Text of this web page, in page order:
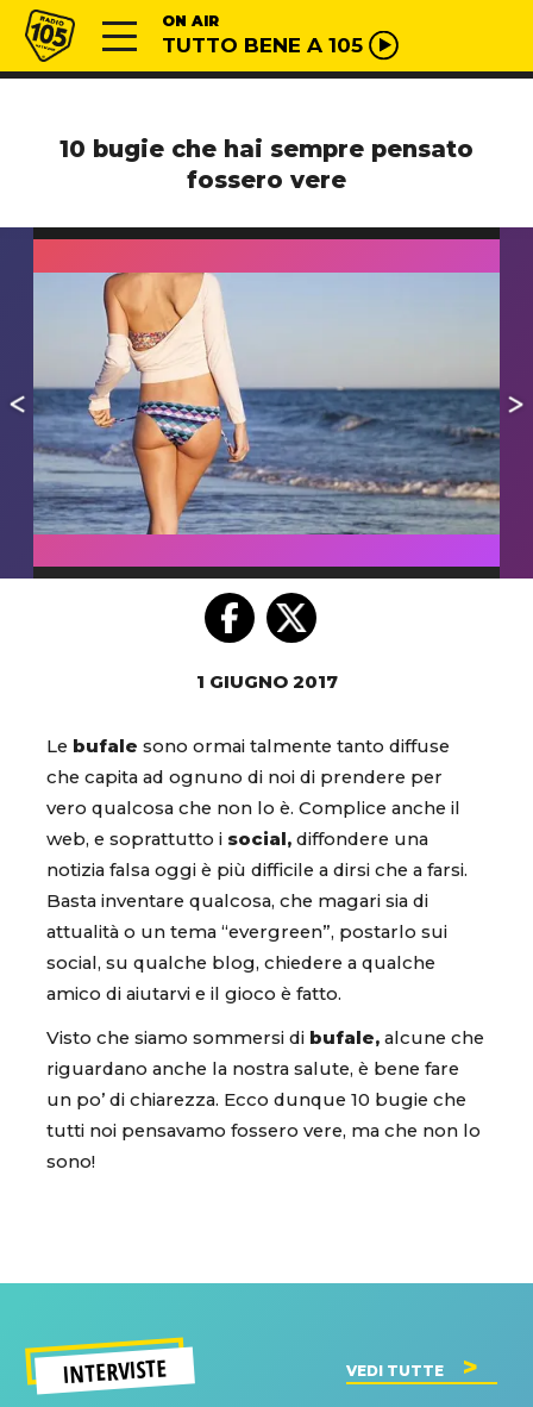
Vai al contenuto
Radio 105 ON AIR
TUTTO BENE A 105
10 bugie che hai sempre pensato
fossero vere
1 GIUGNO 2017
Le bufale sono ormai talmente tanto diffuse
che capita ad ognuno di noi di prendere per
vero qualcosa che non lo è. Complice anche il
web, e soprattutto i social, diffondere una
notizia falsa oggi è più difficile a dirsi che a farsi.
Basta inventare qualcosa, che magari sia di
attualità o un tema “evergreen”, postarlo sui
social, su qualche blog, chiedere a qualche
amico di aiutarvi e il gioco è fatto.
Visto che siamo sommersi di bufale, alcune che
riguardano anche la nostra salute, è bene fare
un po’ di chiarezza. Ecco dunque 10 bugie che
tutti noi pensavamo fossero vere, ma che non lo
sono!
INTERVISTE VEDI TUTTE